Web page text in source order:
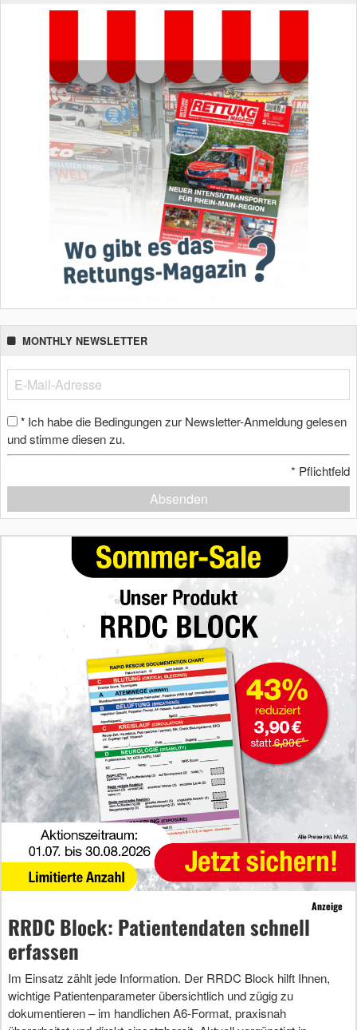
MONTHLY NEWSLETTER
* Ich habe die Bedingungen zur Newsletter-Anmeldung gelesen
und stimme diesen zu.
* Pflichtfeld
Absenden
Anzeige
RRDC Block: Patientendaten schnell
erfassen
Im Einsatz zählt jede Information. Der RRDC Block hilft Ihnen,
wichtige Patientenparameter übersichtlich und zügig zu
dokumentieren – im handlichen A6-Format, praxisnah